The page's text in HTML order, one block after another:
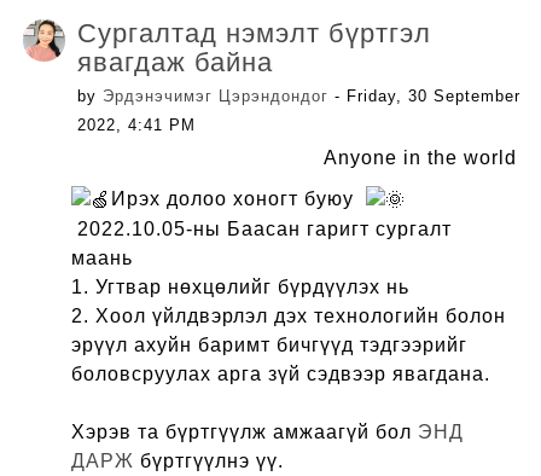
Сургалтад нэмэлт бүртгэл
явагдаж байна
by Эрдэнэчимэг Цэрэндондог - Friday, 30 September
2022, 4:41 PM
Anyone in the world
Ирэх долоо хоногт буюу
2022.10.05-ны Баасан гаригт сургалт
маань
1. Угтвар нөхцөлийг бүрдүүлэх нь
2. Хоол үйлдвэрлэл дэх технологийн болон
эрүүл ахуйн баримт бичгүүд тэдгээрийг
боловсруулах арга зүй сэдвээр явагдана.
Хэрэв та бүртгүүлж амжаагүй бол ЭНД
ДАРЖ бүртгүүлнэ үү.